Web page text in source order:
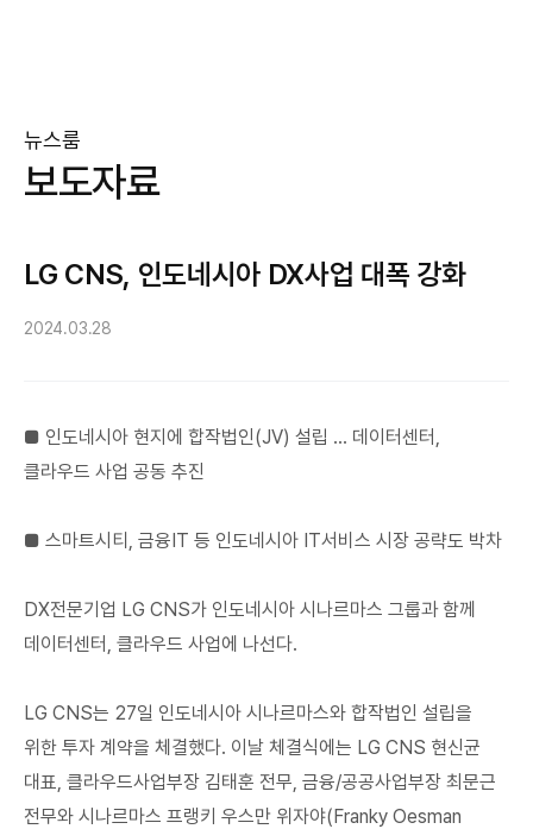
뉴스룸
보도자료
LG CNS, 인도네시아 DX사업 대폭 강화
2024.03.28
■ 인도네시아 현지에 합작법인(JV) 설립 … 데이터센터,
클라우드 사업 공동 추진
■ 스마트시티, 금융IT 등 인도네시아 IT서비스 시장 공략도 박차
DX전문기업 LG CNS가 인도네시아 시나르마스 그룹과 함께
데이터센터, 클라우드 사업에 나선다.
LG CNS는 27일 인도네시아 시나르마스와 합작법인 설립을
위한 투자 계약을 체결했다. 이날 체결식에는 LG CNS 현신균
대표, 클라우드사업부장 김태훈 전무, 금융/공공사업부장 최문근
전무와 시나르마스 프랭키 우스만 위자야(Franky Oesman